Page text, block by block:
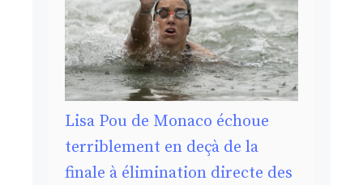
Lisa Pou de Monaco échoue
terriblement en deçà de la
finale à élimination directe des